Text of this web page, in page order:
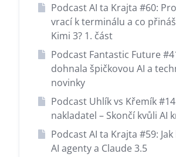
Podcast AI ta Krajta #60:
vrací k terminálu a co
Kimi 3? 1. část
Podcast Fantastic Future
dohnala špičkovou AI a
novinky
Podcast Uhlík vs Křemík
nakladatel – Skončí kvůli AI
Podcast AI ta Krajta #59:
AI agenty a Claude 3.5